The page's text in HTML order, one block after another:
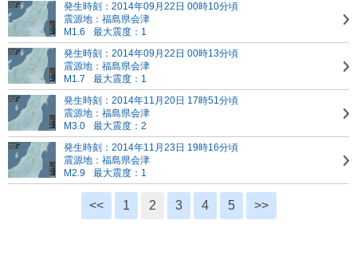
発生時刻：2014年09月22日 00時10分頃
震源地：福島県会津
M1.6
最大震度：1
発生時刻：2014年09月22日 00時13分頃
震源地：福島県会津
M1.7
最大震度：1
発生時刻：2014年11月20日 17時51分頃
震源地：福島県会津
M3.0
最大震度：2
発生時刻：2014年11月23日 19時16分頃
震源地：福島県会津
M2.9
最大震度：1
<< 1 2 3 4 5 >>